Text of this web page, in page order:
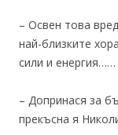
– Освен това
най-близките
сили и енергия……
– Допринася за
прекъсна я